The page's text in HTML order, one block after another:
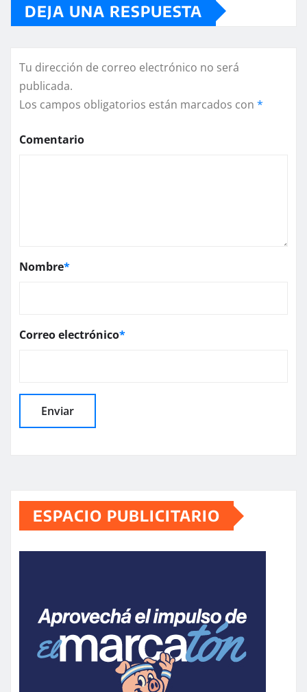
DEJA UNA RESPUESTA
Tu dirección de correo electrónico no será
publicada.
Los campos obligatorios están marcados con *
Comentario
Nombre*
Correo electrónico*
ESPACIO PUBLICITARIO